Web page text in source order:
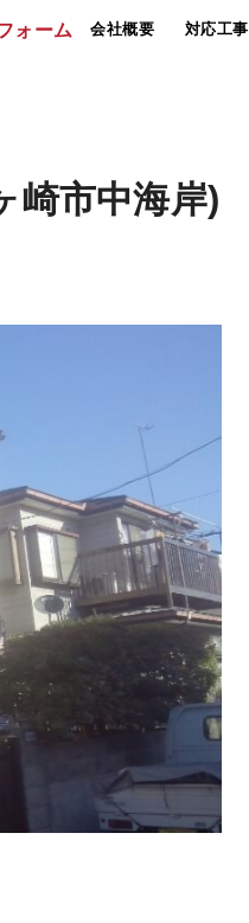
会社概要 対応工事
崎市中海岸)